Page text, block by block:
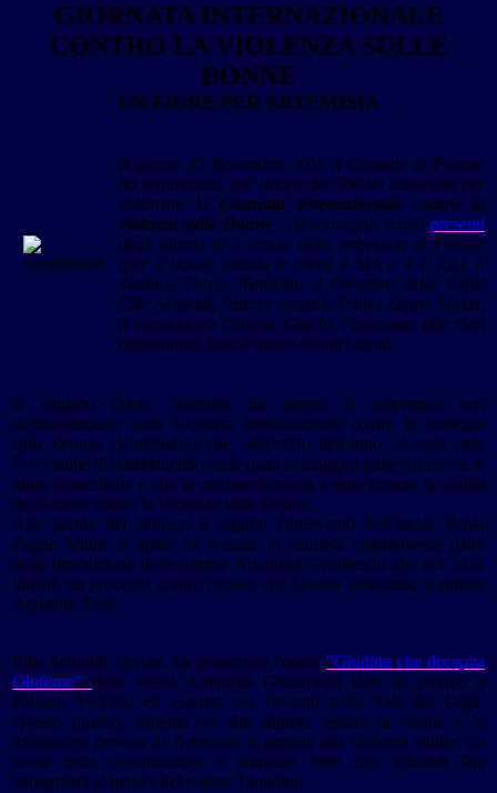
GIORNATA INTERNAZIONALE
CONTRO LA VIOLENZA SULLE
DONNE
UN FIORE PER ARTEMISIA
Il giorno 25 Novembre 2016 il Comune di Firenze
ha organizzato, nel salone dei 500 un convegno per
celebrare laGiornata Internazionale contro la
violenza sulle Donne . Al convegno eranopresenti
degli alunni di 5 scuole della provincia di Firenze
(per il nostro istituto le clessi 4 SIA e 4 C LL), il
Sindaco Dario Nardella, il Direttore delgi Uffizi
Eike Schmidt, l'attrice teatrale Paola Zappa Mulas,
il vicesindaco Cristina Giachi, l’assessore alle Pari
opportunità Sara Funaro ed altri ospiti.
Il sindaco Dario Nardella ha aperto il convegno con
un'introduzione sulla Giornata Internazionale contro la violenza
sulle Donne, ricordandoci che, dall'inizio dell'anno, ci sono state
116 vittime di femminicidio delle quali la maggior parte uccise tra le
mura domestiche e che la centosedicesima è stata trovata la vigilia
del Giorno contro la Violenza sulle Donne.
Alle parole del sindaco è seguito l'intervento dell'attrice Paola
Zappa Mulas la quale ha recitato in maniera commovente parte
della deposizione della pittrice Artemisia Gentileschi che nel 1611
intentò un processo contro l'uomo che l'aveva violentata, il pittore
Agostino Tassi.
Eike Schmidt, invece, ha presentato l'opera "Giuditta che decapita
Oloferne"della stessa Artemisia Gentileschi dato in prestito a
Palazzo Vecchio ed esposto per l'evento nella Sala dei Gigli.
Questo quadro, insieme ad altri dipinti, mostra la rabbia e la
frustazione provata da Artemisia in seguito alla violenza subita: La
scena della decapitazione è talmente forte che Schmidt l'ha
paragonata al genere del regista Tarantino.